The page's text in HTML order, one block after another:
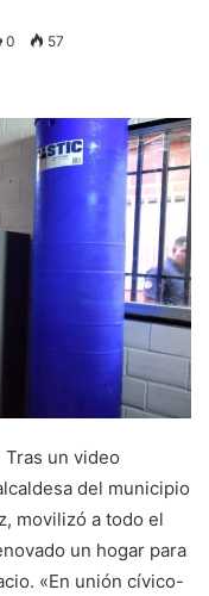
0 57
un video
del municipio
movilizó a todo el
un hogar para
«En unión cívico-